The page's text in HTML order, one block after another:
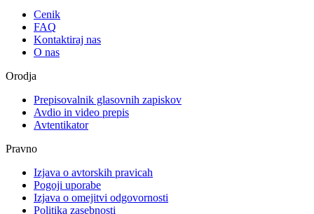
Cenik
FAQ
Kontaktiraj nas
O nas
Orodja
Prepisovalnik glasovnih zapiskov
Avdio in video prepis
Avtentikator
Pravno
Izjava o avtorskih pravicah
Pogoji uporabe
Izjava o omejitvi odgovornosti
Politika zasebnosti